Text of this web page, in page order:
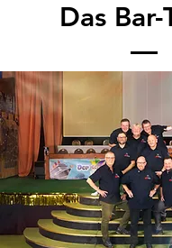
Das Bar-